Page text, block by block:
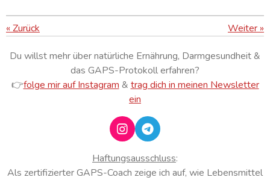
« Zurück Weiter »
Du willst mehr über natürliche Ernährung, Darmgesundheit &
das GAPS-Protokoll erfahren?
👉folge mir auf Instagram & trag dich in meinen Newsletter
ein
I
n
s
t
T
e
l
e
Haftungsausschluss:
Als zertifizierter GAPS-Coach zeige ich auf, wie Lebensmittel